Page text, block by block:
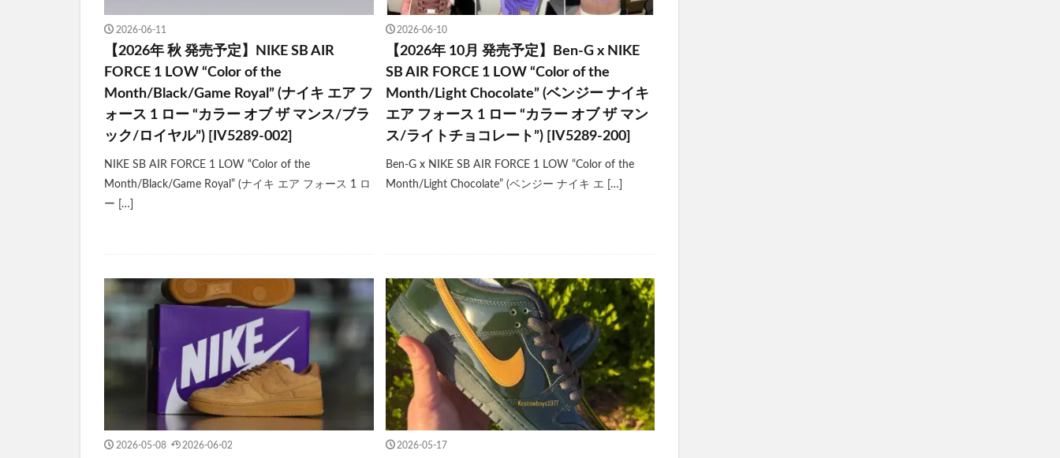
2026-06-11
【2026年 秋 発売予定】NIKE SB AIR
FORCE 1 LOW “Color of the
Month/Black/Game Royal” (ナイキ エア フ
ォース 1 ロー “カラー オブ ザ マンス/ブラ
ック/ロイヤル”) [IV5289-002]
NIKE SB AIR FORCE 1 LOW “Color of the
Month/Black/Game Royal” (ナイキ エア フォース 1 ロ
ー […]
2026-06-10
【2026年 10月 発売予定】Ben-G x NIKE
SB AIR FORCE 1 LOW “Color of the
Month/Light Chocolate” (ベンジー ナイキ
エア フォース 1 ロー “カラー オブ ザ マン
ス/ライトチョコレート”) [IV5289-200]
Ben-G x NIKE SB AIR FORCE 1 LOW “Color of the
Month/Light Chocolate” (ベンジー ナイキ エ […]
2026-05-08 2026-06-02 2026-05-17